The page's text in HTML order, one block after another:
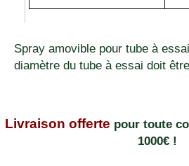
Spray amovible pour tube à
diamètre du tube à essai doit
Livraison offerte pour toute
1000€ !